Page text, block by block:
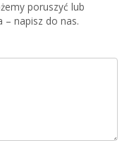
poruszyć lub
– napisz do nas.